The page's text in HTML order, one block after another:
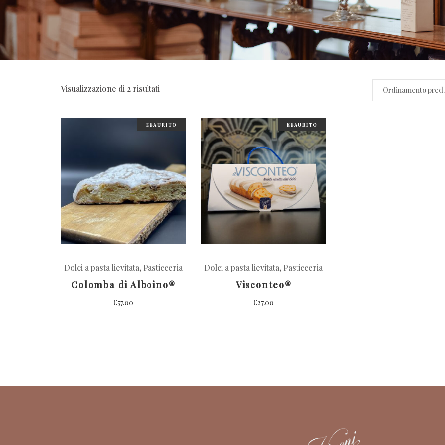
Visualizzazione di 2 risultati
ESAURITO
Dolci a pasta lievitata, Pasticceria
Colomba di Alboino®
€57.00
ESAURITO
Dolci a pasta lievitata, Pasticceria
Visconteo®
€27.00